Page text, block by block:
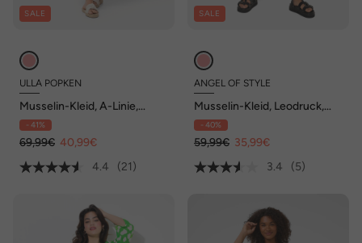
SALE
ULLA POPKEN
Musselin-Kleid, A-Linie,
Tunika-Ausschnitt, 3/4-Arm
- 41%
69,99€ 40,99€
4.4
(21)
SALE
ANGEL OF STYLE
Musselin-Kleid, Leodruck,
Tunika-Ausschnitt, weite
Ballonärmel
- 40%
59,99€ 35,99€
3.4
(5)